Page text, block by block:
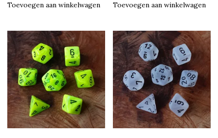
Toevoegen aan winkelwagen Toevoegen aan winkelwagen